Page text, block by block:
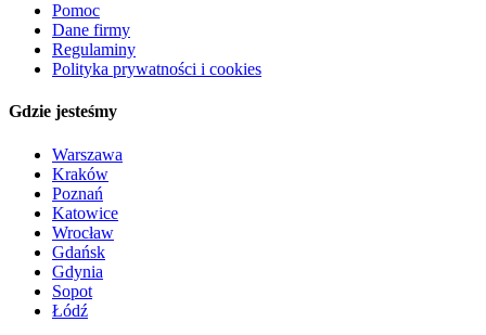
Pomoc
Dane firmy
Regulaminy
Polityka prywatności i cookies
Gdzie jesteśmy
Warszawa
Kraków
Poznań
Katowice
Wrocław
Gdańsk
Gdynia
Sopot
Łódź